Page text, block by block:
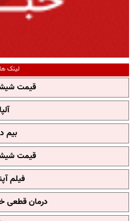
لینک
قیمت
بیم
قیمت
فیلم
درمان قطعی